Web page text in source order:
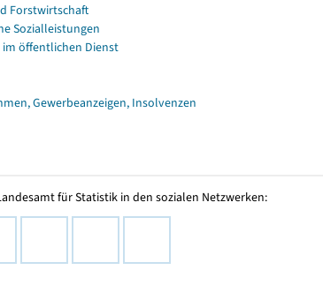
Forstwirtschaft
Sozialleistungen
im öffentlichen Dienst
Gewerbeanzeigen, Insolvenzen
für Statistik in den sozialen Netzwerken: